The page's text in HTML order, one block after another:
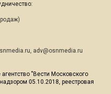
, adv@osnmedia.ru
"Вести Московского
05.10.2018, реестровая